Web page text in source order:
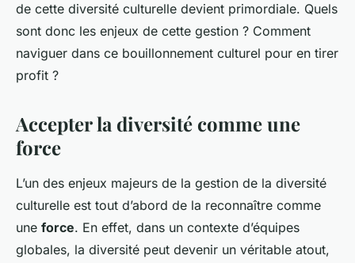
de cette diversité culturelle devient primordiale. Quels
sont donc les enjeux de cette gestion ? Comment
naviguer dans ce bouillonnement culturel pour en tirer
profit ?
Accepter la diversité comme une
force
L’un des enjeux majeurs de la gestion de la diversité
culturelle est tout d’abord de la reconnaître comme
une force. En effet, dans un contexte d’équipes
globales, la diversité peut devenir un véritable atout,